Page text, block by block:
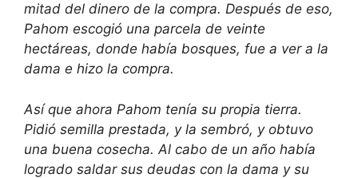
mitad del dinero de la compra. Después de eso,
Pahom escogió una parcela de veinte
hectáreas, donde había bosques, fue a ver a la
dama e hizo la compra.
Así que ahora Pahom tenía su propia tierra.
Pidió semilla prestada, y la sembró, y obtuvo
una buena cosecha. Al cabo de un año había
logrado saldar sus deudas con la dama y su